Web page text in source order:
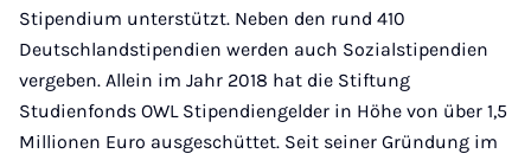
Stipendium unterstützt. Neben den rund 410
Deutschlandstipendien werden auch Sozialstipendien
vergeben. Allein im Jahr 2018 hat die Stiftung
Studienfonds OWL Stipendiengelder in Höhe von über 1,5
Millionen Euro ausgeschüttet. Seit seiner Gründung im